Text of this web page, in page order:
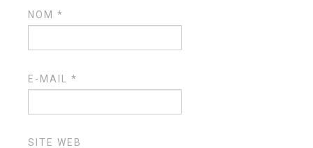
NOM*
E-MAIL*
SITE WEB